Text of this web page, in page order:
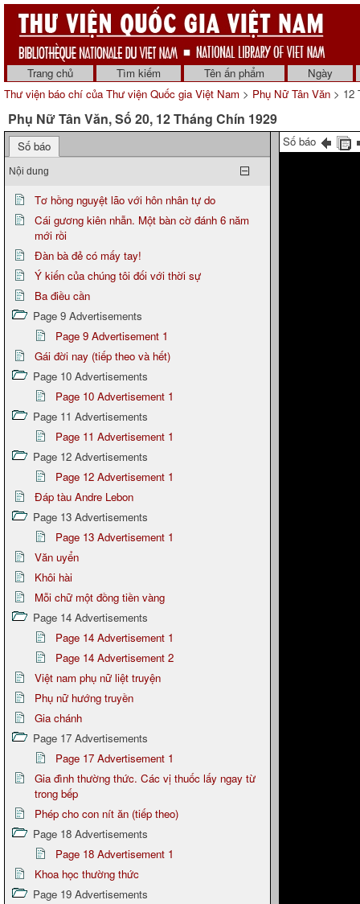
Trang chủ Tìm kiếm Tên ấn phẩm
Ngày
Thư viện báo chí của Thư viện Quốc gia Việt Nam > Phụ Nữ Tân Văn > 12
Phụ Nữ Tân Văn, Số 20, 12 Tháng Chín 1929
Số báo
Nội dung
Tơ hồng nguyệt lão với hôn nhân tự do
Cái gương kiên nhẫn. Một bàn cờ đánh 6 năm
mới rồi
Đàn bà đẻ có mấy tay!
Ý kiến của chúng tôi đối với thời sự
Ba điều cần
Page 9 Advertisements
Page 9 Advertisement 1
Gái đời nay (tiếp theo và hết)
Page 10 Advertisements
Page 10 Advertisement 1
Page 11 Advertisements
Page 11 Advertisement 1
Page 12 Advertisements
Page 12 Advertisement 1
Đáp tàu Andre Lebon
Page 13 Advertisements
Page 13 Advertisement 1
Văn uyển
Khôi hài
Mỗi chữ một đồng tiền vàng
Page 14 Advertisements
Page 14 Advertisement 1
Page 14 Advertisement 2
Việt nam phụ nữ liệt truyện
Phụ nữ hướng truyền
Gia chánh
Page 17 Advertisements
Page 17 Advertisement 1
Gia đình thường thức. Các vị thuốc lấy ngay từ
trong bếp
Phép cho con nít ăn (tiếp theo)
Page 18 Advertisements
Page 18 Advertisement 1
Khoa học thường thức
Page 19 Advertisements
Số báo